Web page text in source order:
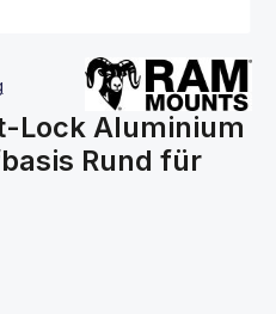
5 von 5 Sternen
Lock Aluminium
Rund für